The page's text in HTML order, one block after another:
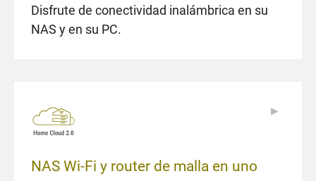
Disfrute de conectividad inalámbrica en su
NAS y en su PC.
NAS Wi-Fi y router de malla en uno
▶